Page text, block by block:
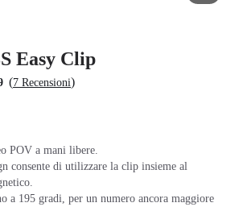
Easy Clip
(7 Recensioni)
POV a mani libere.
consente di utilizzare la clip insieme al
a 195 gradi, per un numero ancora maggiore